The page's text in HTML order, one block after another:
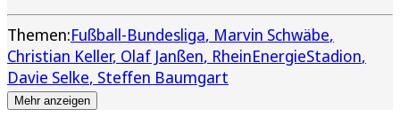
Themen:Fußball-Bundesliga Marvin Schwäbe
Christian Keller Olaf Janßen RheinEnergieStadion
Davie Selke Steffen Baumgart
Mehr anzeigen